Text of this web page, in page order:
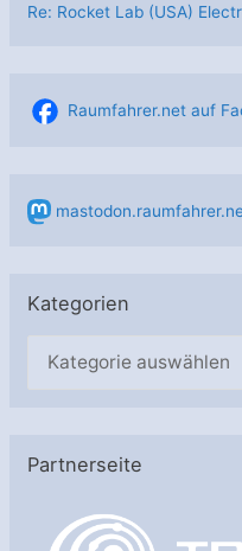
Re: Rocket Lab (USA)
Raumfahrer.net auf
Kategorien
g
Partnerseite